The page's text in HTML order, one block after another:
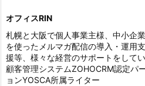
オフィスRIN
札幌と大阪で個人事業主様、中小企
を使ったメルマガ配信の導入・運用
援等、様々な経営のサポートをしてい
顧客管理システムZOHOCRM認定パ
ョンYOSCA所属ライター